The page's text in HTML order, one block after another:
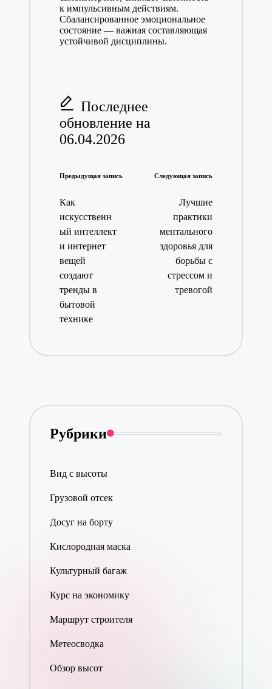
к импульсивным действиям.
Сбалансированное эмоциональное
состояние — важная составляющая
устойчивой дисциплины.
Последнее
обновление на
06.04.2026
Навигация
записи
Предыдущая запись
Как
искусственн
ый интеллект
и интернет
вещей
создают
тренды в
бытовой
технике
Следующая запись
Лучшие
практики
ментального
здоровья для
борьбы с
стрессом и
тревогой
Рубрики
Вид с высоты
Грузовой отсек
Досуг на борту
Кислородная маска
Культурный багаж
Курс на экономику
Маршрут строителя
Метеосводка
Обзор высот